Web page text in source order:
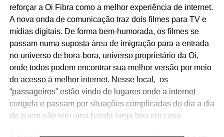
reforçar a Oi Fibra como a melhor experiência de internet.
A nova onda de comunicação traz dois filmes para TV e
mídias digitais. De forma bem-humorada, os filmes se
passam numa suposta área de imigração para a entrada
no universo de bora-bora, universo proprietário da Oi,
onde todos podem encontrar sua melhor versão por meio
do acesso à melhor internet. Nesse local, os
“passageiros” estão vindo de lugares onde a internet
congela e passam por situações complicadas do dia a dia
de quem não tem uma banda larga boa em casa.